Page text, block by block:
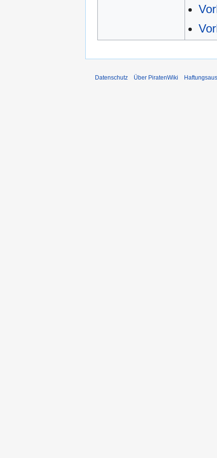
Datenschutz Über PiratenWiki